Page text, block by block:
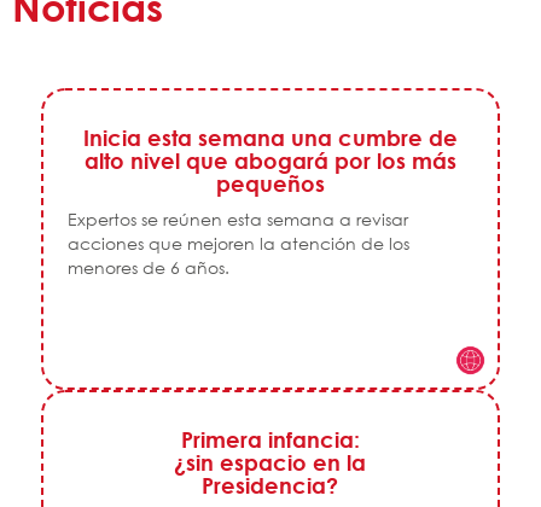
Inicia esta semana una cumbre de
alto nivel que abogará por los más
pequeños
Expertos se reúnen esta semana a revisar
acciones que mejoren la atención de los
menores de 6 años.
Primera infancia:
¿sin espacio en la
Presidencia?